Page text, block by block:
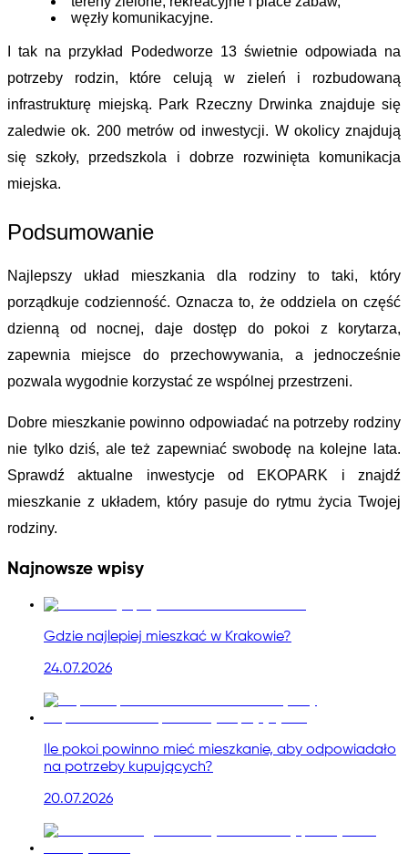
węzły komunikacyjne.
I tak na przykład Podedworze 13 świetnie odpowiada na
potrzeby rodzin, które celują w zieleń i rozbudowaną
infrastrukturę miejską. Park Rzeczny Drwinka znajduje się
zaledwie ok. 200 metrów od inwestycji. W okolicy znajdują
się szkoły, przedszkola i dobrze rozwinięta komunikacja
miejska.
Podsumowanie
Najlepszy układ mieszkania dla rodziny to taki, który
porządkuje codzienność. Oznacza to, że oddziela on część
dzienną od nocnej, daje dostęp do pokoi z korytarza,
zapewnia miejsce do przechowywania, a jednocześnie
pozwala wygodnie korzystać ze wspólnej przestrzeni.
Dobre mieszkanie powinno odpowiadać na potrzeby rodziny
nie tylko dziś, ale też zapewniać swobodę na kolejne lata.
Sprawdź aktualne inwestycje od EKOPARK i znajdź
mieszkanie z układem, który pasuje do rytmu życia Twojej
rodziny.
Najnowsze wpisy
Gdzie najlepiej mieszkać w Krakowie?
24.07.2026
Ile pokoi powinno mieć mieszkanie, aby odpowiadało
na potrzeby kupujących?
20.07.2026